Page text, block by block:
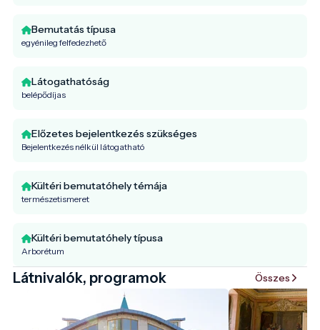
Bemutatás típusa
egyénileg felfedezhető
Látogathatóság
belépődíjas
Előzetes bejelentkezés szükséges
Bejelentkezés nélkül látogatható
Kültéri bemutatóhely témája
természetismeret
Kültéri bemutatóhely típusa
Arborétum
Látnivalók, programok Összes